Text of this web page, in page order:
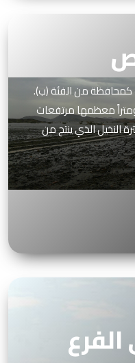
كمحافظة من الفئة (ب).
التقريبية 28630 كيلومتراً معظمها مرتفعات
النخيل الذي ينتج من